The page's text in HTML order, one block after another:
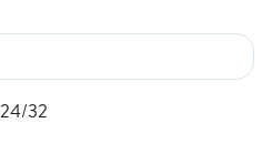
24/32